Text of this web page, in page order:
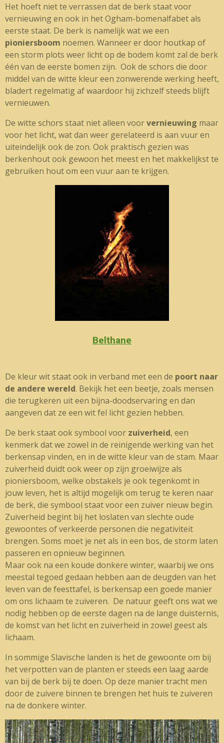
Het hoeft niet te verrassen dat de berk staat voor
vernieuwing en ook in het Ogham-bomenalfabet als
eerste staat. De berk is namelijk wat we een
pioniersboom noemen. Wanneer er door houtkap of
een storm plots weer licht op de bodem komt zal de berk
één van de eerste bomen zijn. Ook de schors die door
middel van de witte kleur een zonwerende werking heeft,
bladert regelmatig af waardoor hij zichzelf steeds blijft
vernieuwen.
De witte schors staat niet alleen voorvernieuwing maar
voor het licht, wat dan weer gerelateerd is aan vuur en
uiteindelijk ook de zon. Ook praktisch gezien was
berkenhout ook gewoon het meest en het makkelijkst te
gebruiken hout om een vuur aan te krijgen.
Belthane
De kleur wit staat ook in verband met een de poort naar
de andere wereld. Bekijk het een beetje, zoals mensen
die terugkeren uit een bijna-doodservaring en dan
aangeven dat ze een wit fel licht gezien hebben.
De berk staat ook symbool voor zuiverheid, een
kenmerk dat we zowel in de reinigende werking van het
berkensap vinden, en in de witte kleur van de stam. Maar
zuiverheid duidt ook weer op zijn groeiwijze als
pioniersboom, welke obstakels je ook tegenkomt in
jouw leven, het is altijd mogelijk om terug te keren naar
de berk, die symbool staat voor een zuiver nieuw begin.
Zuiverheid begint bij het loslaten van slechte oude
gewoontes of verkeerde personen die negativiteit
brengen. Soms moet je net als in een bos, de storm laten
passeren en opnieuw beginnen.
Maar ook na een koude donkere winter, waarbij we ons
meestal tegoed gedaan hebben aan de deugden van het
leven van de feesttafel, is berkensap een goede manier
om ons lichaam te zuiveren. De natuur geeft ons wat we
nodig hebben op de eerste dagen na de lange duisternis,
de komst van het licht en zuiverheid in zowel geest als
lichaam.
In sommige Slavische landen is het de gewoonte om bij
het verpotten van de planten er steeds een laag aarde
van bij de berk bij te doen. Op deze manier tracht men
door de zuivere binnen te brengen het huis te zuiveren
na de donkere winter.